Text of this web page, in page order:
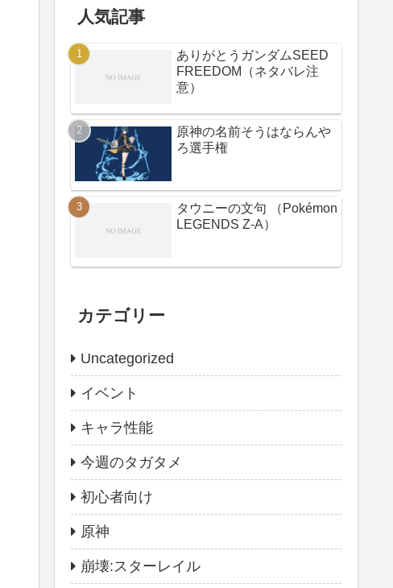
人気記事
ありがとうガンダムSEED
FREEDOM（ネタバレ注
意）
原神の名前そうはならんや
ろ選手権
タウニーの文句 （Pokémon
LEGENDS Z-A）
カテゴリー
Uncategorized
イベント
キャラ性能
今週のタガタメ
初心者向け
原神
崩壊:スターレイル